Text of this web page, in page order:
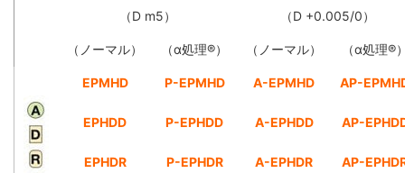
（D m5） （D +0.005/0）
（ノーマル） （α処理®） （ノーマル） （α処理®
EPMHD
EPHDD
EPHDR
P-EPMHD
P-EPHDD
P-EPHDR
A-EPMHD
A-EPHDD
A-EPHDR
AP-
AP-
AP-